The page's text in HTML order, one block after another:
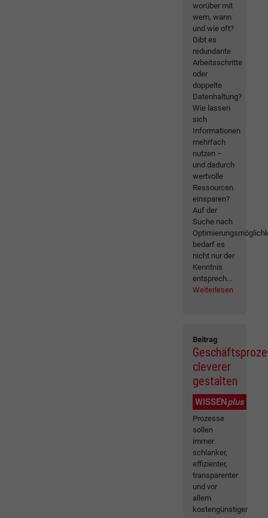
worüber mit
wem, wann
und wie oft?
Gibt es
redundante
Arbeitsschritte
oder
doppelte
Datenhaltung?
Wie lassen
sich
Informationen
mehrfach
nutzen –
und dadurch
wertvolle
Ressourcen
einsparen?
Auf der
Suche nach
bedarf es
nicht nur der
Kenntnis
entsprech...
Weiterlesen
Beitrag
cleverer
gestalten
WISSENplus
Prozesse
sollen
immer
schlanker,
effizienter,
transparenter
und vor
allem
kostengünstiger